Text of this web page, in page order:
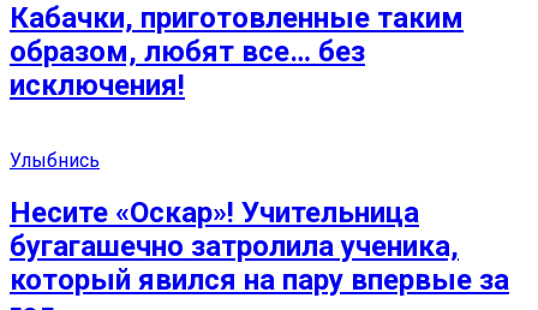
Кабачки, приготовленные таким
образом, любят все… без
исключения!
Улыбнись
Несите «Оскар»! Учительница
бугагашечно затролила ученика,
который явился на пару впервые за